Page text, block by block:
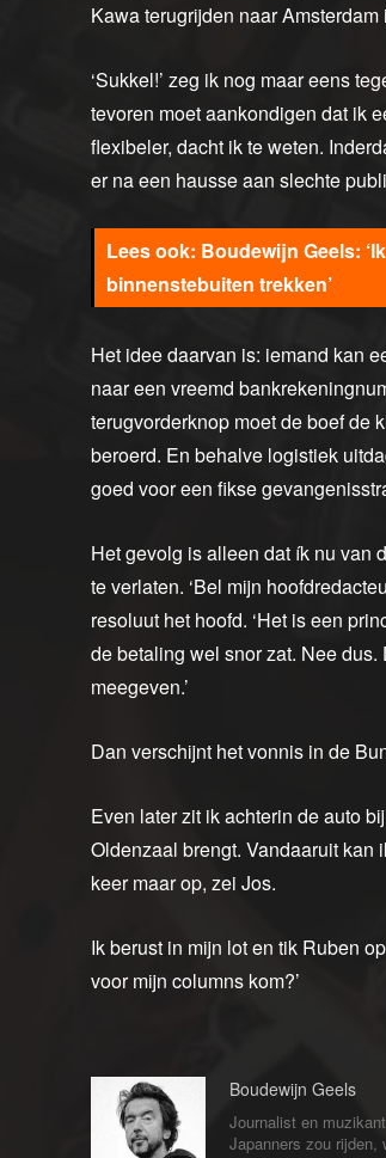
Kawa terugrijden naar Amsterdam
‘Sukkel!’ zeg ik nog maar eens
tevoren moet aankondigen dat ik
flexibeler, dacht ik te weten.
er na een hausse aan slechte
Boudewijn Geels:
binnenstebuiten trekken’
Het idee daarvan is: iemand kan
naar een vreemd
terugvorderknop moet de boef de
beroerd. En behalve logistiek
goed voor een fikse
Het gevolg is alleen dat ík nu van
te verlaten. ‘Bel mijn
resoluut het hoofd. ‘Het is een
de betaling wel snor zat. Nee
meegeven.’
Dan verschijnt het vonnis in de
Even later zit ik achterin de auto
Oldenzaal brengt. Vandaaruit kan
keer maar op, zei Jos.
Ik berust in mijn lot en tik Ruben
voor mijn columns kom?’
Boudewijn Geels
Journalist en
Japanners zou rijden,